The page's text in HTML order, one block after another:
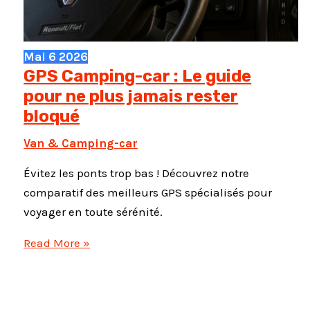
Mai 6 2026
GPS Camping-car : Le guide
pour ne plus jamais rester
bloqué
Van & Camping-car
Évitez les ponts trop bas ! Découvrez notre
comparatif des meilleurs GPS spécialisés pour
voyager en toute sérénité.
GPS
Read More »